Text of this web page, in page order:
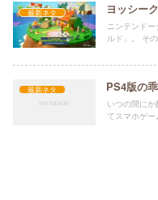
最新ネタ ヨッシー
ニンテンド
ルド」。 そ
最新ネタ PS4版の
いつの間に
てスマホゲ